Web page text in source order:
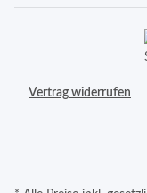
Vertrag widerrufen